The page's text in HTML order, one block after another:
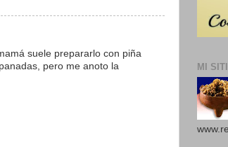
suele prepararlo con piña
pero me anoto la
MI